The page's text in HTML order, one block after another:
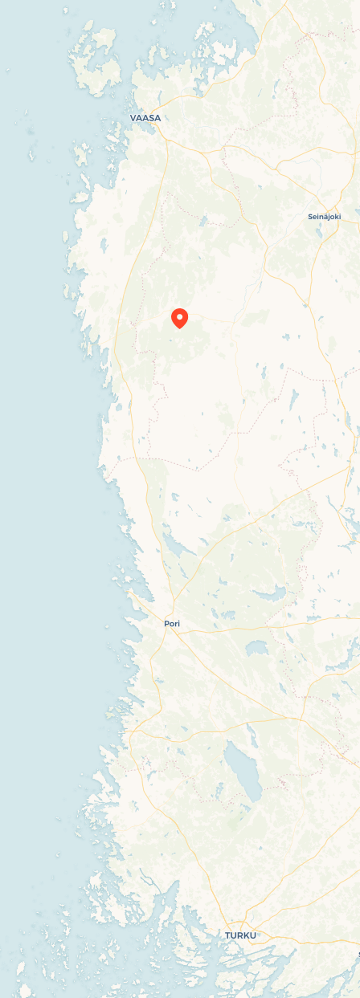
Travelers’ Map is loading…
If you see this after your page is loaded
completely, leafletJS files are missing.